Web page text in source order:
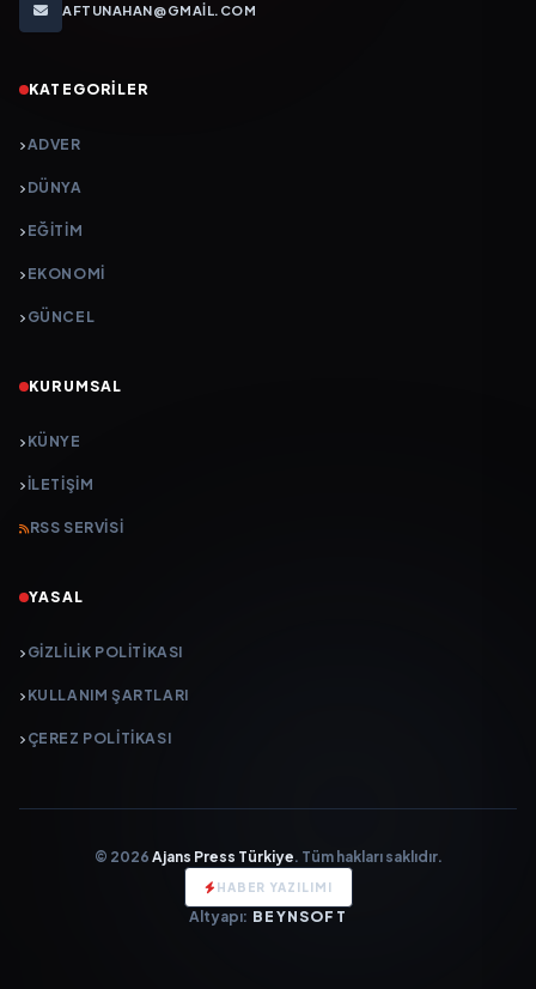
AFTUNAHAN@GMAIL.COM
KATEGORILER
ADVER
DÜNYA
EĞİTİM
EKONOMİ
GÜNCEL
KURUMSAL
KÜNYE
İLETIŞIM
RSS SERVISI
YASAL
GIZLILIK POLITIKASI
KULLANIM ŞARTLARI
ÇEREZ POLITIKASI
© 2026 Ajans Press Türkiye. Tüm hakları saklıdır.
HABER YAZILIMI
Altyapı: BEYNSOFT